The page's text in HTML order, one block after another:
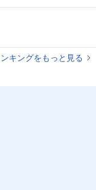
キングをもっと見る